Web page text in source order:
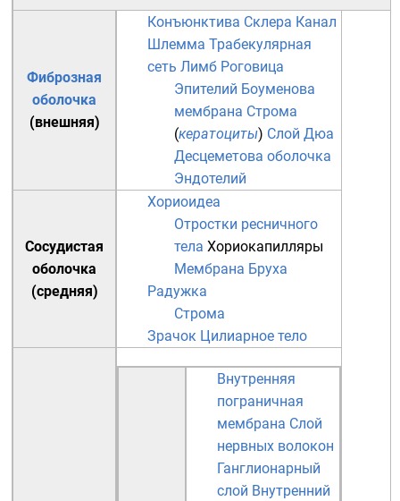
Фиброзная
оболочка
(внешняя)
Конъюнктива Склера Канал
Шлемма Трабекулярная
сеть Лимб Роговица
Эпителий Боуменова
мембрана Строма
(кератоциты) Слой Дюа
Десцеметова оболочка
Эндотелий
Сосудистая
оболочка
(средняя)
Хориоидеа
Отростки ресничного
тела Хориокапилляры
Мембрана Бруха
Радужка
Строма
Зрачок Цилиарное тело
Внутренняя
пограничная
мембрана Слой
нервных волокон
Ганглионарный
слой Внутренний